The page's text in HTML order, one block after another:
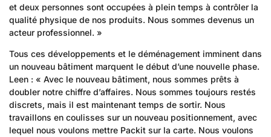
et deux personnes sont occupées à plein temps à contrôler la
qualité physique de nos produits. Nous sommes devenus un
acteur professionnel. »
Tous ces développements et le déménagement imminent dans
un nouveau bâtiment marquent le début d’une nouvelle phase.
Leen : « Avec le nouveau bâtiment, nous sommes prêts à
doubler notre chiffre d’affaires. Nous sommes toujours restés
discrets, mais il est maintenant temps de sortir. Nous
travaillons en coulisses sur un nouveau positionnement, avec
lequel nous voulons mettre Packit sur la carte. Nous voulons